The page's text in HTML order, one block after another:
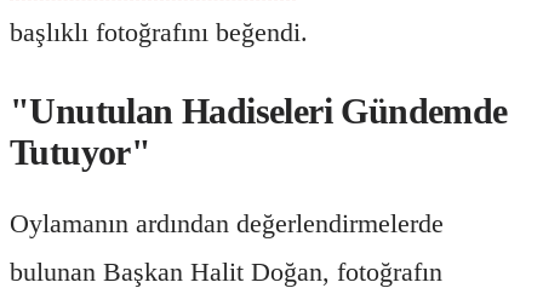
başlıklı fotoğrafını beğendi.
"Unutulan Hadiseleri Gündemde
Tutuyor"
Oylamanın ardından değerlendirmelerde
bulunan Başkan Halit Doğan, fotoğrafın